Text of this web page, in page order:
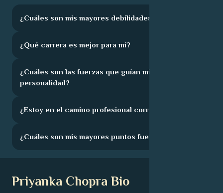
¿Cuáles son mis mayores debilidades?
¿Qué carrera es mejor para mí?
¿Cuáles son las fuerzas que guían mi
personalidad?
¿Estoy en el camino profesional correcto?
¿Cuáles son mis mayores puntos fuertes?
Priyanka Chopra Bio